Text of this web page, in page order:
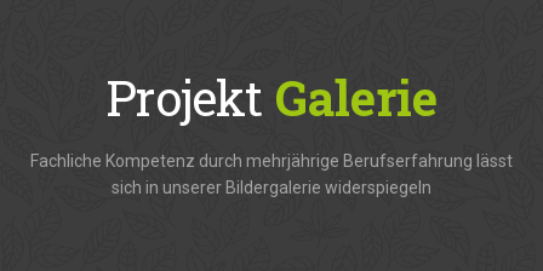
Projekt Galerie
Fachliche Kompetenz durch mehrjährige Berufserfahrung lässt
sich in unserer Bildergalerie widerspiegeln